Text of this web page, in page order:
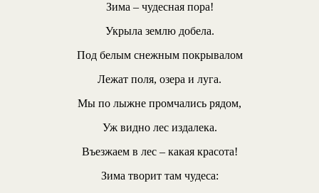
Зима – чудесная пора!
Укрыла землю добела.
Под белым снежным покрывалом
Лежат поля, озера и луга.
Мы по лыжне промчались рядом,
Уж видно лес издалека.
Въезжаем в лес – какая красота!
Зима творит там чудеса: